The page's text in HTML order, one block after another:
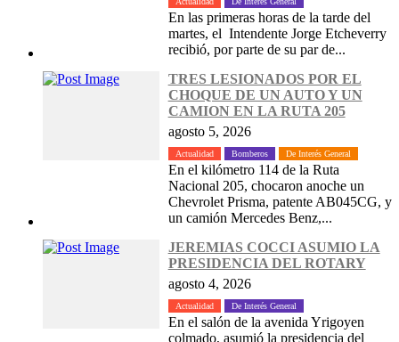
En las primeras horas de la tarde del
martes, el Intendente Jorge Etcheverry
recibió, por parte de su par de...
TRES LESIONADOS POR EL
CHOQUE DE UN AUTO Y UN
CAMION EN LA RUTA 205
agosto 5, 2026
Actualidad Bomberos De Interés General
En el kilómetro 114 de la Ruta
Nacional 205, chocaron anoche un
Chevrolet Prisma, patente AB045CG, y
un camión Mercedes Benz,...
JEREMIAS COCCI ASUMIO LA
PRESIDENCIA DEL ROTARY
agosto 4, 2026
Actualidad De Interés General
En el salón de la avenida Yrigoyen
colmado, asumió la presidencia del